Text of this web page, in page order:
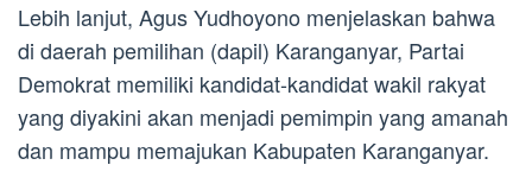
Lebih lanjut, Agus Yudhoyono menjelaskan bahwa
di daerah pemilihan (dapil) Karanganyar, Partai
Demokrat memiliki kandidat-kandidat wakil rakyat
yang diyakini akan menjadi pemimpin yang amanah
dan mampu memajukan Kabupaten Karanganyar.